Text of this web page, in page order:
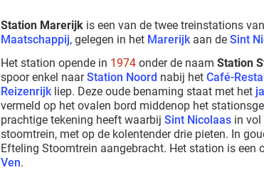
Station Marerijk is een van de twee treinstations
Maatschappij, gelegen in het Marerijkaan de Sint
Het station opende in 1974 onder de naam Station
spoor enkel naarStation Noord nabij het Café-
Reizenrijk liep. Deze oude benaming staat met het
vermeld op het ovalen bord middenop het
prachtige tekening heeft waarbij Sint Nicolaas in vol
stoomtrein, met op de kolentender drie pieten. In
Efteling Stoomtrein aangebracht. Het station is een
Ven.